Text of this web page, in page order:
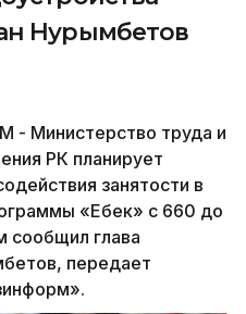
Нурымбетов
Министерство труда и
РК планирует
занятости в
«Еңбек» с 660 до
сообщил глава
передает